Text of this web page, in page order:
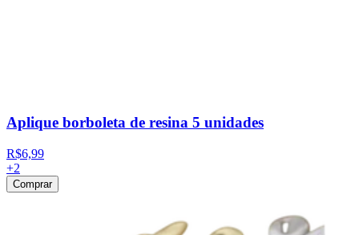
Aplique borboleta de resina 5 unidades
R$6,99
+2
Comprar